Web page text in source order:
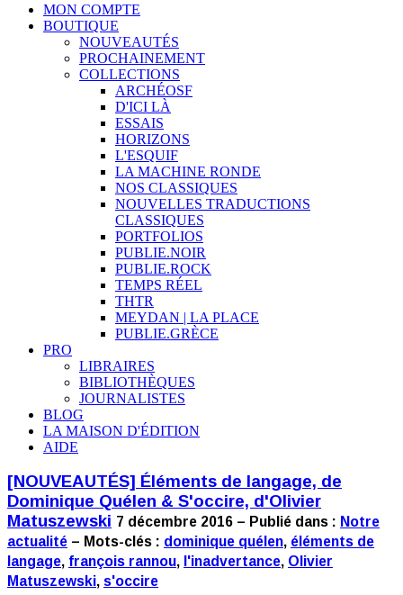
MON COMPTE
BOUTIQUE
NOUVEAUTÉS
PROCHAINEMENT
COLLECTIONS
ARCHÉOSF
D'ICI LÀ
ESSAIS
HORIZONS
L'ESQUIF
LA MACHINE RONDE
NOS CLASSIQUES
NOUVELLES TRADUCTIONS
CLASSIQUES
PORTFOLIOS
PUBLIE.NOIR
PUBLIE.ROCK
TEMPS RÉEL
THTR
MEYDAN | LA PLACE
PUBLIE.GRÈCE
PRO
LIBRAIRES
BIBLIOTHÈQUES
JOURNALISTES
BLOG
LA MAISON D'ÉDITION
AIDE
[NOUVEAUTÉS] Éléments de langage, de
Dominique Quélen & S'occire, d'Olivier
Matuszewski 7 décembre 2016 – Publié dans : Notre
actualité – Mots-clés : dominique quélen, éléments de
langage, françois rannou, l'inadvertance, Olivier
Matuszewski, s'occire